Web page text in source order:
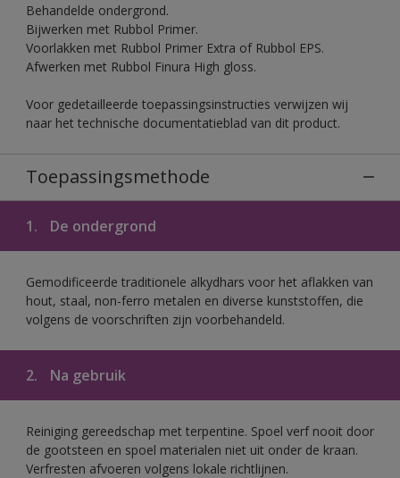
Behandelde ondergrond.
Bijwerken met Rubbol Primer.
Voorlakken met Rubbol Primer Extra of Rubbol EPS.
Afwerken met Rubbol Finura High gloss.
Voor gedetailleerde toepassingsinstructies verwijzen wij
naar het technische documentatieblad van dit product.
Toepassingsmethode
1. De ondergrond
Gemodificeerde traditionele alkydhars voor het aflakken van
hout, staal, non-ferro metalen en diverse kunststoffen, die
volgens de voorschriften zijn voorbehandeld.
2. Na gebruik
Reiniging gereedschap met terpentine. Spoel verf nooit door
de gootsteen en spoel materialen niet uit onder de kraan.
Verfresten afvoeren volgens lokale richtlijnen.